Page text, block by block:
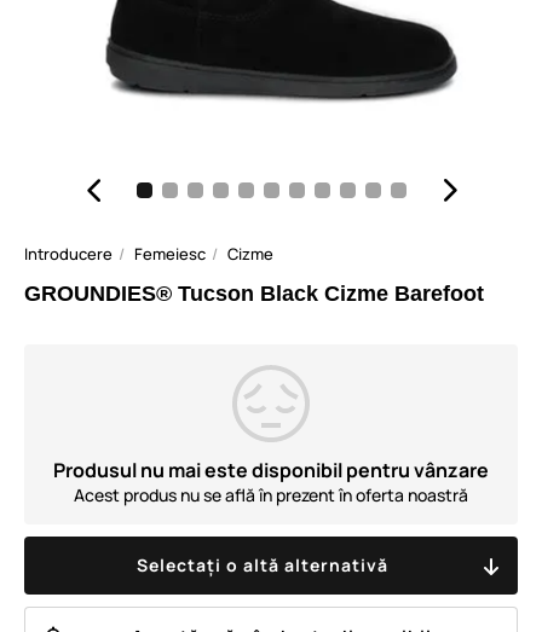
Introducere Femeiesc Cizme
GROUNDIES® Tucson Black Cizme Barefoot
Produsul nu mai este disponibil pentru vânzare
Acest produs nu se află în prezent în oferta noastră
Selectați o altă alternativă